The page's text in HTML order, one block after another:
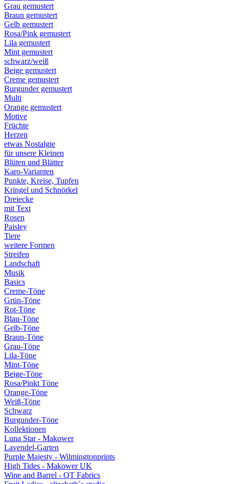
Grau gemustert
Braun gemustert
Gelb gemustert
Rosa/Pink gemustert
Lila gemustert
Mint gemustert
schwarz/weiß
Beige gemustert
Creme gemustert
Burgunder gemustert
Multi
Orange gemustert
Motive
Früchte
Herzen
etwas Nostalgie
für unsere Kleinen
Blüten und Blätter
Karo-Varianten
Punkte, Kreise, Tupfen
Kringel und Schnörkel
Dreiecke
mit Text
Rosen
Paisley
Tiere
weitere Formen
Streifen
Landschaft
Musik
Basics
Creme-Töne
Grün-Töne
Rot-Töne
Blau-Töne
Gelb-Töne
Braun-Töne
Grau-Töne
Lila-Töne
Mint-Töne
Beige-Töne
Rosa/Pinkt Töne
Orange-Töne
Weiß-Töne
Schwarz
Burgunder-Töne
Kollektionen
Luna Star - Makower
Lavendel-Garten
Purple Majesty - Wilmingtonprints
High Tides - Makower UK
Wine and Barrel - QT Fabrics